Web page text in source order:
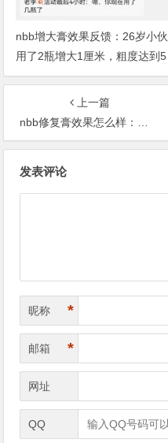
nbb增大膏效果反馈：26岁小伙
用了2瓶增大1厘米，粗度达到5
公分！
上一篇
nbb修复膏效果怎么样：我自己的使用效果
发表评论
昵称 *
邮箱 *
网址
QQ